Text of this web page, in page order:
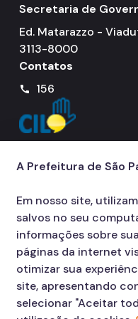
Secretaria de
Ed. Matarazzo -
3113-8000
Contatos
call 156
A Prefeitura de São
Em nosso site,
salvos no seu
informações sobre
páginas da internet
otimizar sua
site, apresentando
selecionar "Aceitar